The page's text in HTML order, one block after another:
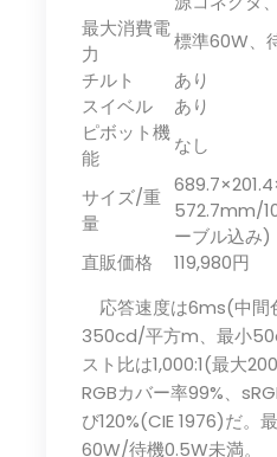
最大消費電
力
標準60W、
チルト
あり
スイベル
あり
ピボット機
能
なし
サイズ/重
量
572.7mm/
ーブル込み)
直販価格
119,980円
応答速度は6ms(中間
350cd/平方m、最小
スト比は1,000:1(最大
RGBカバー率99%、
び120%(CIE 1976)だ。
60W/待機0.5W未満。